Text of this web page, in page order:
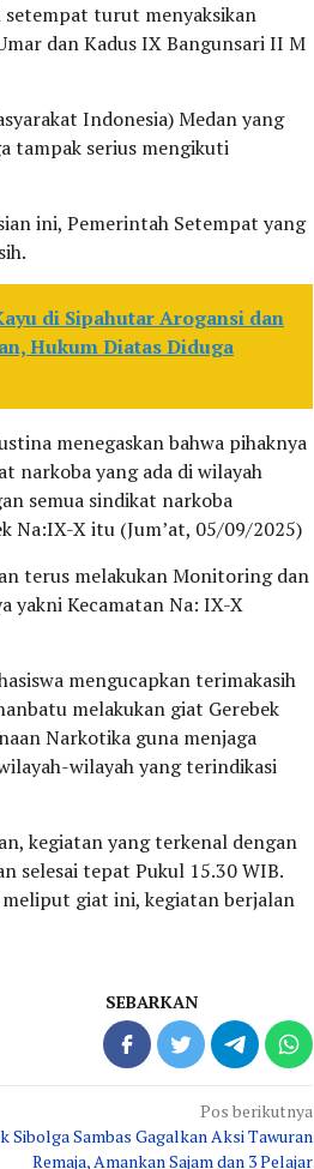
turut menyaksikan
dan Kadus IX Bangunsari II M
Indonesia) Medan yang
tampak serius mengikuti
ini, Pemerintah Setempat yang
di Sipahutar Arogansi dan
Hukum Diatas Diduga
menegaskan bahwa pihaknya
narkoba yang ada di wilayah
semua sindikat narkoba
Na:IX-X itu (Jum’at, 05/09/2025)
terus melakukan Monitoring dan
yakni Kecamatan Na: IX-X
mengucapkan terimakasih
melakukan giat Gerebek
Narkotika guna menjaga
wilayah yang terindikasi
kegiatan yang terkenal dengan
selesai tepat Pukul 15.30 WIB.
giat ini, kegiatan berjalan
SEBARKAN
Pos berikutnya
Sibolga Sambas Gagalkan Aksi Tawuran
Remaja, Amankan Sajam dan 3 Pelajar